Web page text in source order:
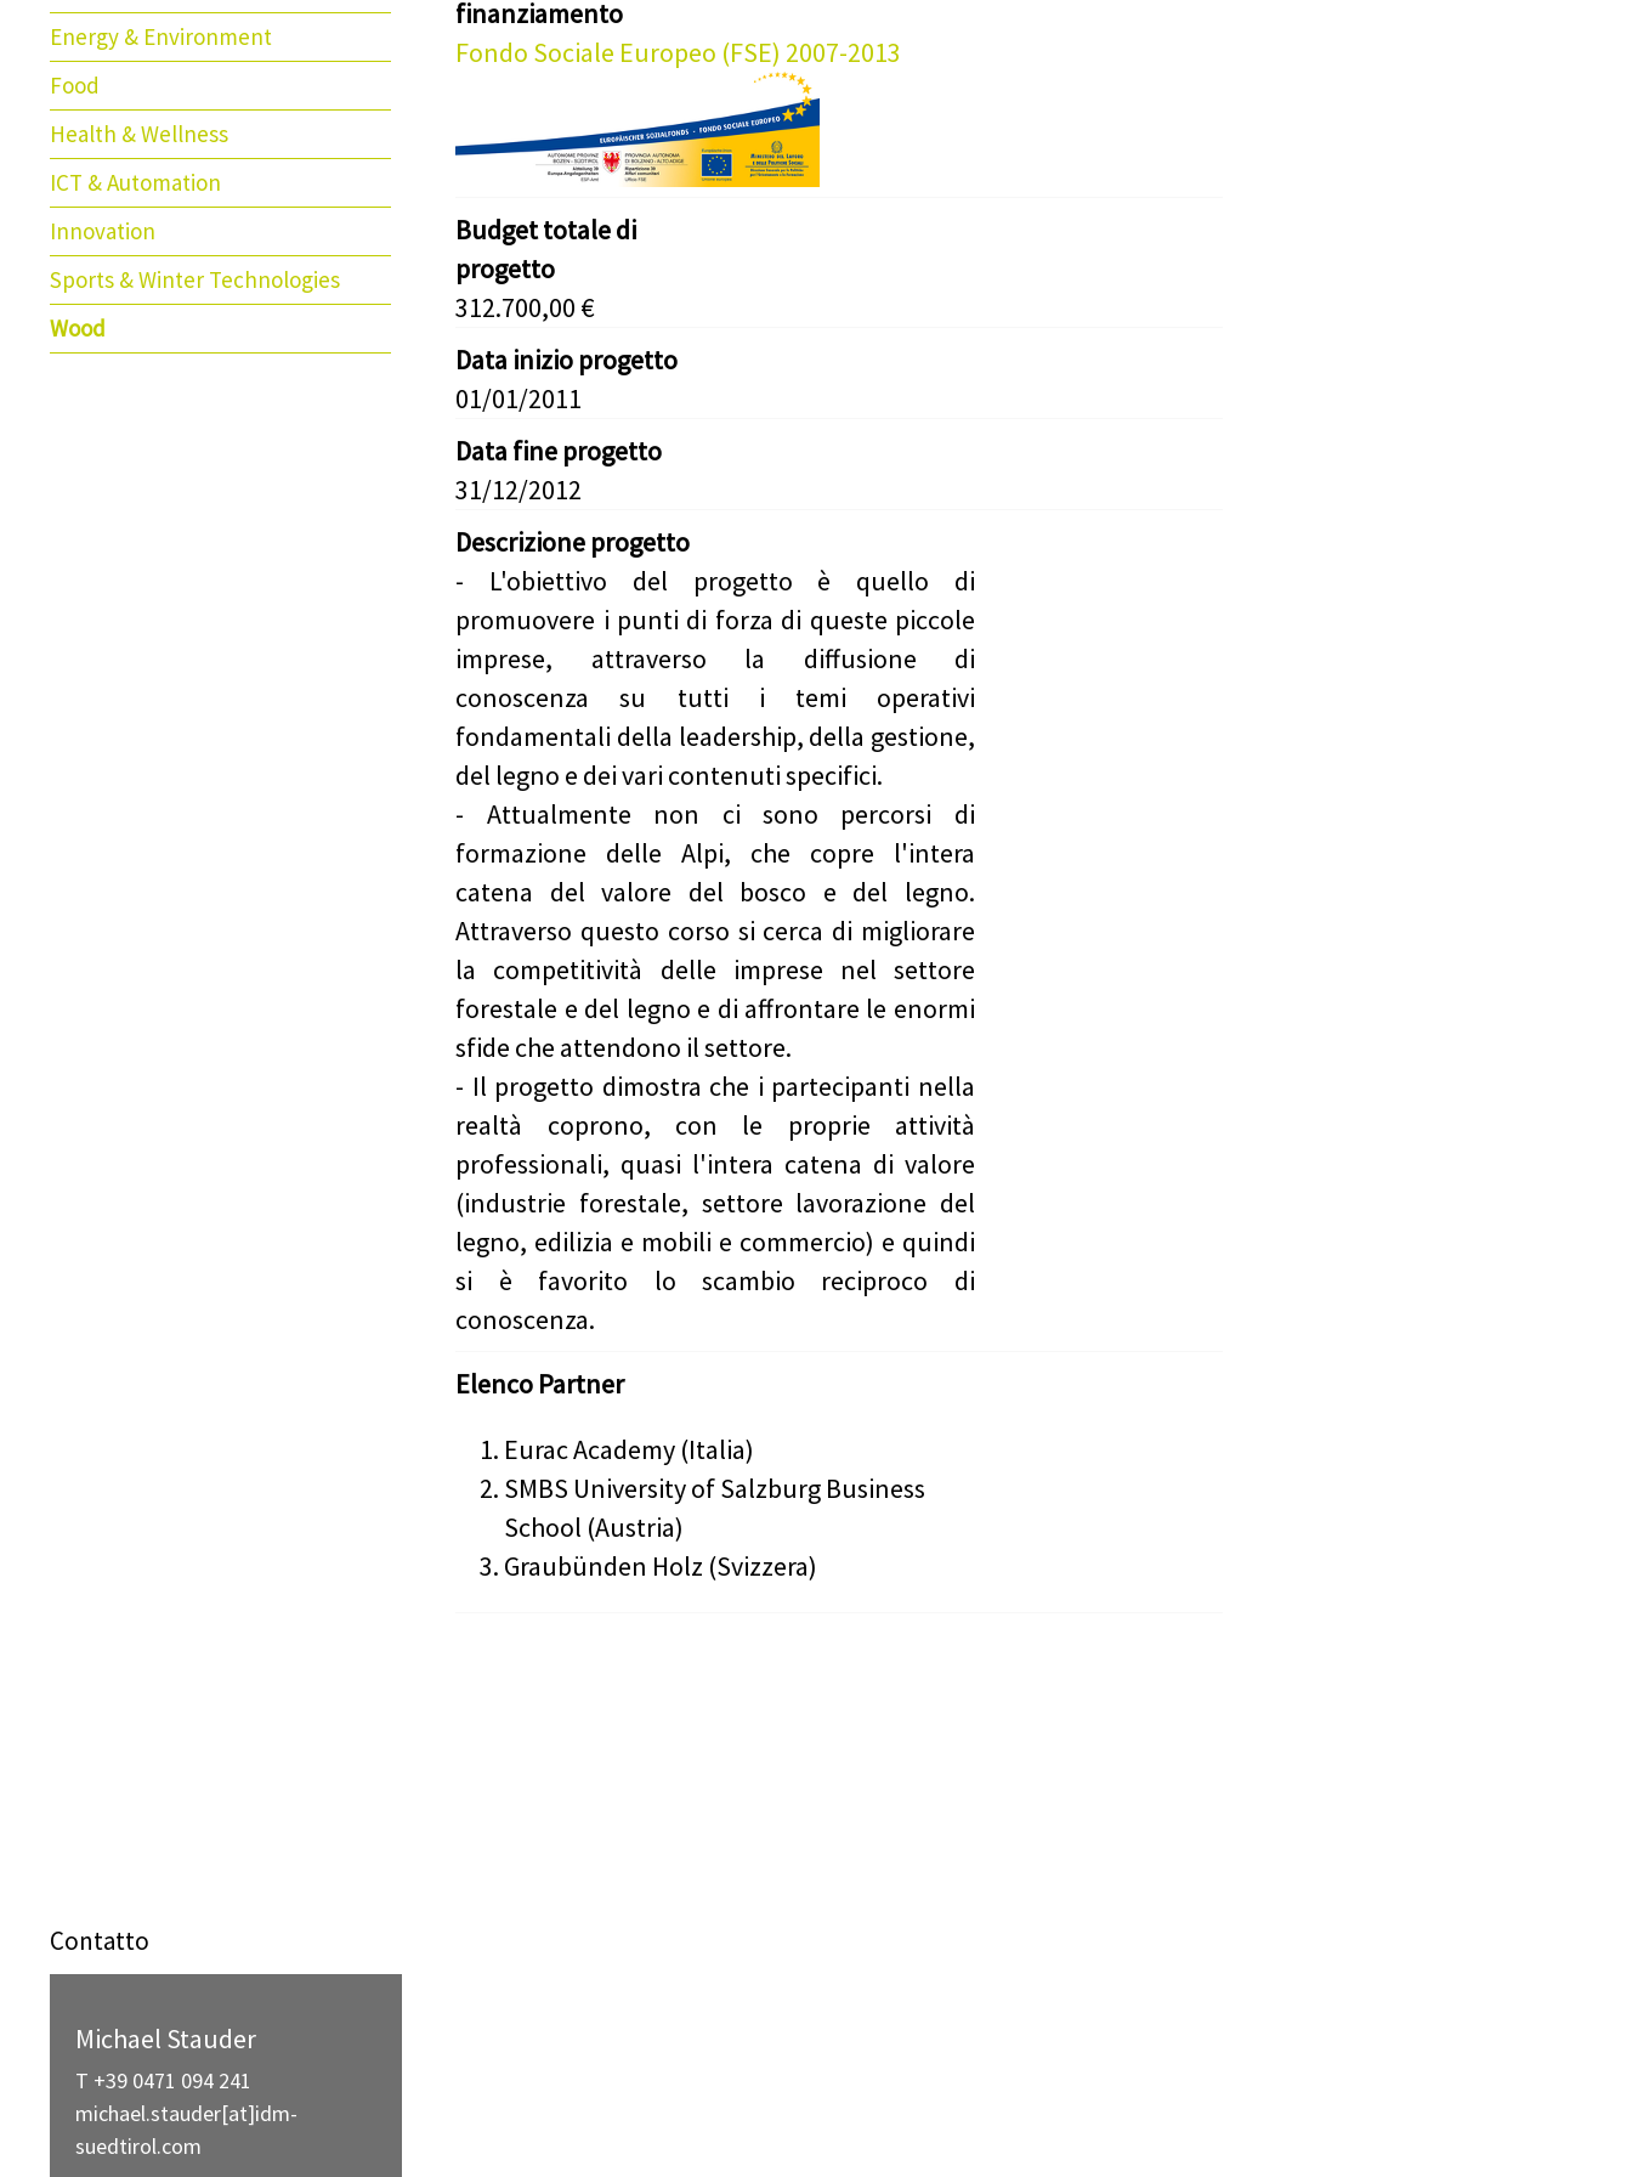
Energy & Environment
Food
Health & Wellness
ICT & Automation
Innovation
Sports & Winter Technologies
Wood
finanziamento
Fondo Sociale Europeo (FSE) 2007-2013
Budget totale di
progetto
312.700,00 €
Data inizio progetto
01/01/2011
Data fine progetto
31/12/2012
Descrizione progetto
- L'obiettivo del progetto è quello di
promuovere i punti di forza di queste piccole
imprese, attraverso la diffusione di
conoscenza su tutti i temi operativi
fondamentali della leadership, della gestione,
del legno e dei vari contenuti specifici.
- Attualmente non ci sono percorsi di
formazione delle Alpi, che copre l'intera
catena del valore del bosco e del legno.
Attraverso questo corso si cerca di migliorare
la competitività delle imprese nel settore
forestale e del legno e di affrontare le enormi
sfide che attendono il settore.
- Il progetto dimostra che i partecipanti nella
realtà coprono, con le proprie attività
professionali, quasi l'intera catena di valore
(industrie forestale, settore lavorazione del
legno, edilizia e mobili e commercio) e quindi
si è favorito lo scambio reciproco di
conoscenza.
Elenco Partner
Eurac Academy (Italia)
SMBS University of Salzburg Business
School (Austria)
Graubünden Holz (Svizzera)
Contatto
Michael Stauder
T +39 0471 094 241
michael.stauder[at]idm-
suedtirol.com